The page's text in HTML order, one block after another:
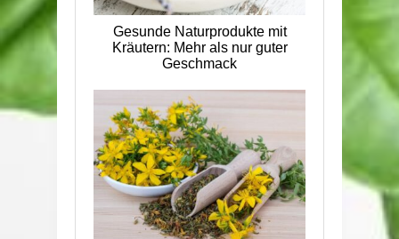
Gesunde Naturprodukte mit
Kräutern: Mehr als nur guter
Geschmack